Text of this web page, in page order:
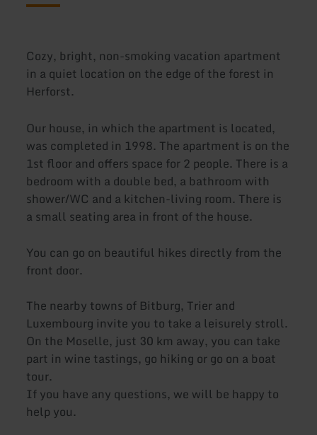
Cozy, bright, non-smoking vacation apartment
in a quiet location on the edge of the forest in
Herforst.
Our house, in which the apartment is located,
was completed in 1998. The apartment is on the
1st floor and offers space for 2 people. There is a
bedroom with a double bed, a bathroom with
shower/WC and a kitchen-living room. There is
a small seating area in front of the house.
You can go on beautiful hikes directly from the
front door.
The nearby towns of Bitburg, Trier and
Luxembourg invite you to take a leisurely stroll.
On the Moselle, just 30 km away, you can take
part in wine tastings, go hiking or go on a boat
tour.
If you have any questions, we will be happy to
help you.